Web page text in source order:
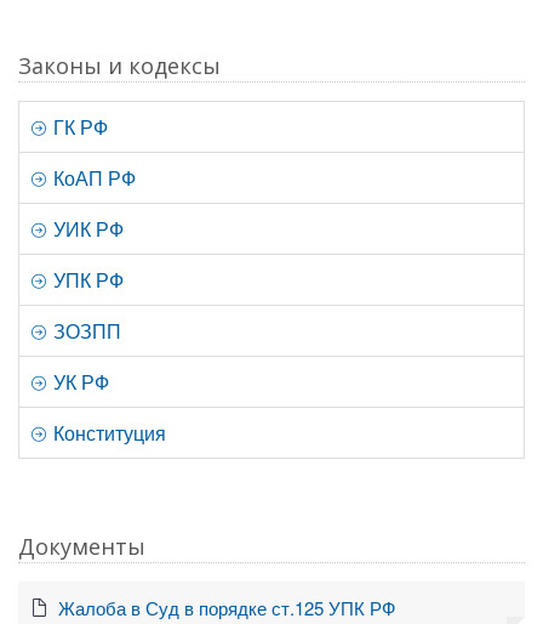
Законы и кодексы
ГК РФ
КоАП РФ
УИК РФ
УПК РФ
ЗОЗПП
УК РФ
Конституция
Документы
Жалоба в Суд в порядке ст.125 УПК РФ